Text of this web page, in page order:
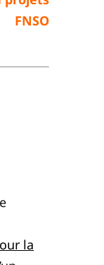
FNSO
la